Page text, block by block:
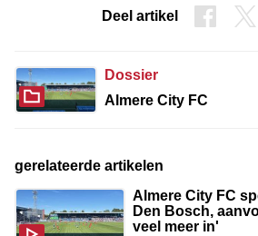
Deel artikel
Dossier
Almere City FC
gerelateerde artikelen
Almere City FC
Den Bosch,
veel meer in'